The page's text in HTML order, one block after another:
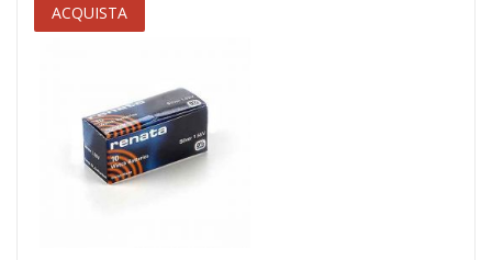
ACQUISTA